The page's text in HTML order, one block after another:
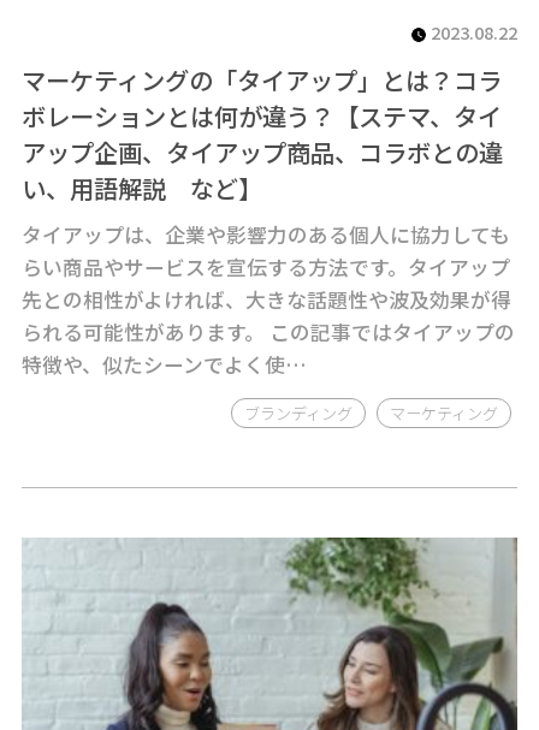
2023.08.22
マーケティングの「タイアップ」とは？コラ
ボレーションとは何が違う？【ステマ、タイ
アップ企画、タイアップ商品、コラボとの違
い、用語解説 など】
タイアップは、企業や影響力のある個人に協力しても
らい商品やサービスを宣伝する方法です。タイアップ
先との相性がよければ、大きな話題性や波及効果が得
られる可能性があります。 この記事ではタイアップの
特徴や、似たシーンでよく使…
ブランディング マーケティング